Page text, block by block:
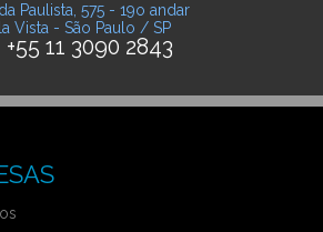
Paulista, 575 - 19o andar
Vista - São Paulo / SP
+55 11 3090 2843